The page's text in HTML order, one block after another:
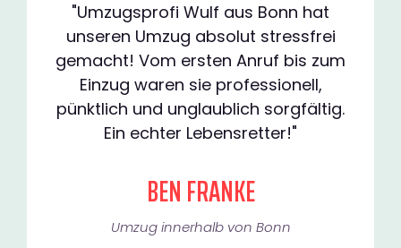
"Umzugsprofi Wulf aus Bonn hat
unseren Umzug absolut stressfrei
gemacht! Vom ersten Anruf bis zum
Einzug waren sie professionell,
pünktlich und unglaublich sorgfältig.
Ein echter Lebensretter!"
BEN FRANKE
Umzug innerhalb von Bonn​